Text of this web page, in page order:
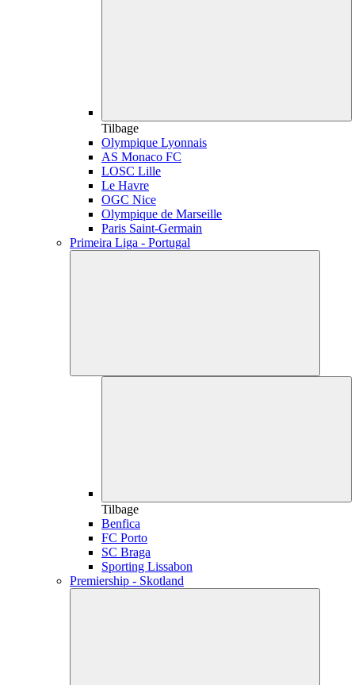
Tilbage
Olympique Lyonnais
AS Monaco FC
LOSC Lille
Le Havre
OGC Nice
Olympique de Marseille
Paris Saint-Germain
Primeira Liga - Portugal
Tilbage
Benfica
FC Porto
SC Braga
Sporting Lissabon
Premiership - Skotland